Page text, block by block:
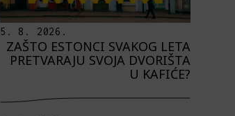
5. 8. 2026.
ZAŠTO ESTONCI SVAKOG LETA
PRETVARAJU SVOJA DVORIŠTA
U KAFIĆE?